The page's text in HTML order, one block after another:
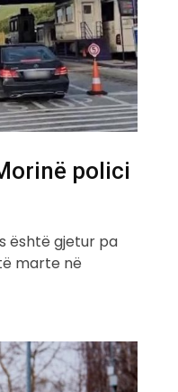
polici
është gjetur pa
marte në